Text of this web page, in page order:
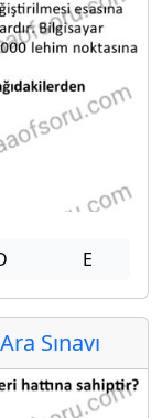
E
Sınavı